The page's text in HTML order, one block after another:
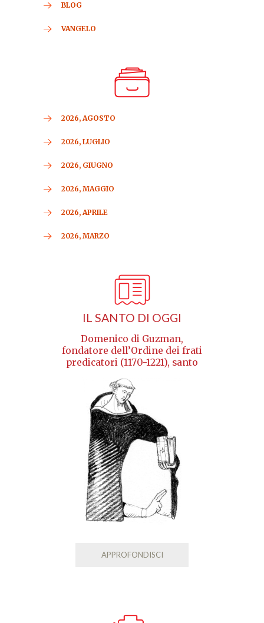
BLOG
VANGELO
2026, AGOSTO
2026, LUGLIO
2026, GIUGNO
2026, MAGGIO
2026, APRILE
2026, MARZO
IL SANTO DI OGGI
Domenico di Guzman,
fondatore dell’Ordine dei frati
predicatori (1170-1221), santo
APPROFONDISCI